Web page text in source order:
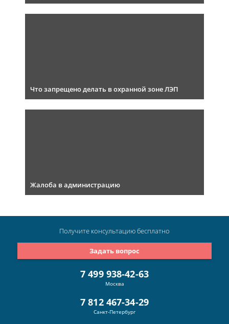
Что запрещено делать в охранной зоне ЛЭП
Жалоба в администрацию
7 499 938-42-63
Москва
7 812 467-34-29
Санкт-Петербург
Задать вопрос
Получите консультациюбесплатно